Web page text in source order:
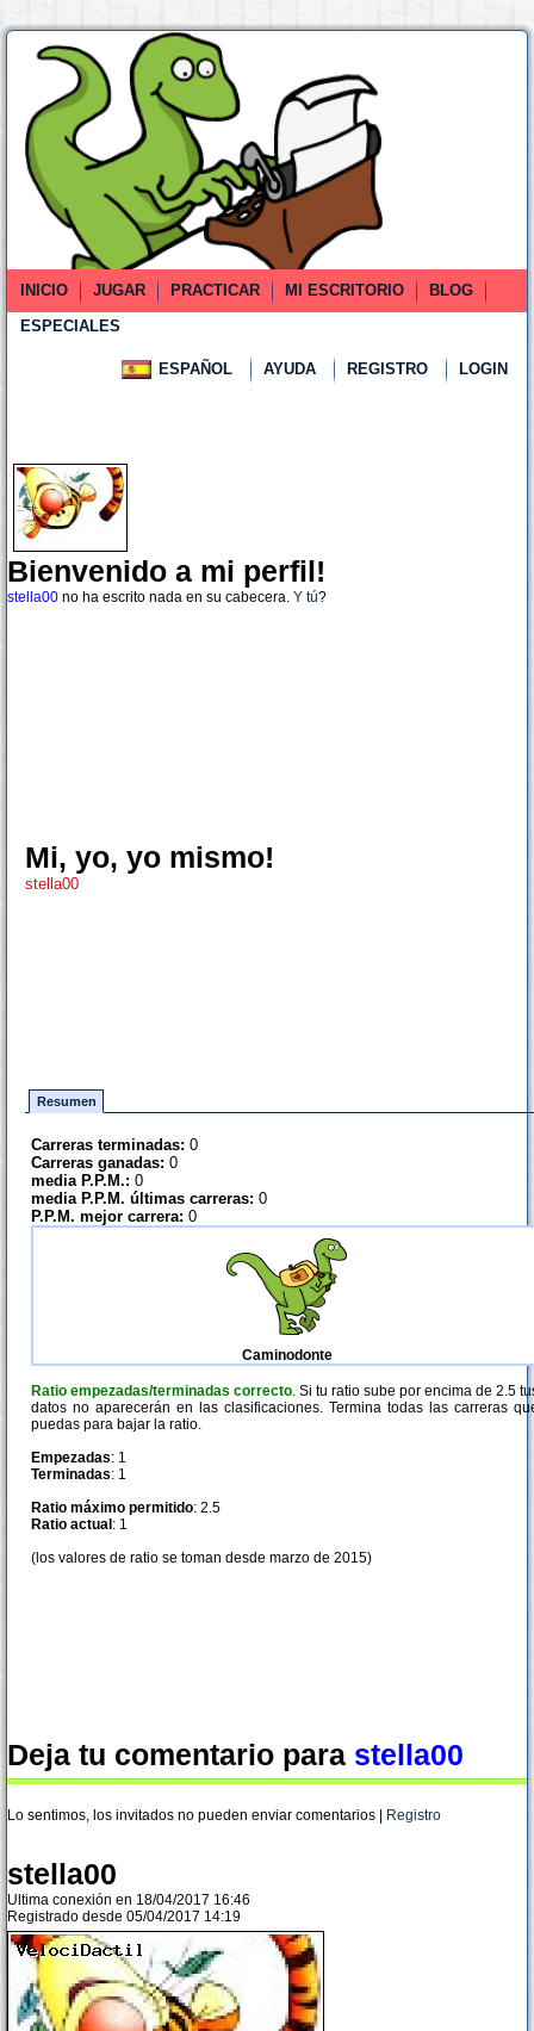
INICIO JUGAR PRACTICAR MI ESCRITORIO
BLOG
ESPECIALES
ESPAÑOL AYUDA REGISTRO LOGIN
Bienvenido a mi perfil!
stella00 no ha escrito nada en su cabecera. Y tú?
Mi, yo, yo mismo!
stella00
Resumen
Carreras terminadas: 0
Carreras ganadas: 0
media P.P.M.: 0
media P.P.M. últimas carreras: 0
P.P.M. mejor carrera: 0
Caminodonte
Ratio empezadas/terminadas correcto. Si tu ratio sube por encima de 2.5
datos no aparecerán en las clasificaciones. Termina todas las carreras
puedas para bajar la ratio.
Empezadas: 1
Terminadas: 1
Ratio máximo permitido: 2.5
Ratio actual : 1
(los valores de ratio se toman desde marzo de 2015)
Deja tu comentario para stella00
Lo sentimos, los invitados no pueden enviar comentarios | Registro
stella00
Ultima conexión en 18/04/2017 16:46
Registrado desde 05/04/2017 14:19